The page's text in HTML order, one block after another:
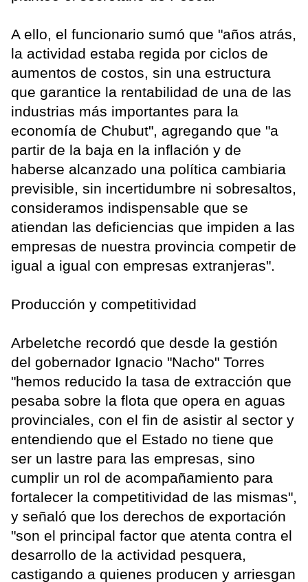
A ello, el funcionario sumó que "años atrás,
la actividad estaba regida por ciclos de
aumentos de costos, sin una estructura
que garantice la rentabilidad de una de las
industrias más importantes para la
economía de Chubut", agregando que "a
partir de la baja en la inflación y de
haberse alcanzado una política cambiaria
previsible, sin incertidumbre ni sobresaltos,
consideramos indispensable que se
atiendan las deficiencias que impiden a las
empresas de nuestra provincia competir de
igual a igual con empresas extranjeras".
Producción y competitividad
Arbeletche recordó que desde la gestión
del gobernador Ignacio "Nacho" Torres
"hemos reducido la tasa de extracción que
pesaba sobre la flota que opera en aguas
provinciales, con el fin de asistir al sector y
entendiendo que el Estado no tiene que
ser un lastre para las empresas, sino
cumplir un rol de acompañamiento para
fortalecer la competitividad de las mismas",
y señaló que los derechos de exportación
"son el principal factor que atenta contra el
desarrollo de la actividad pesquera,
castigando a quienes producen y arriesgan